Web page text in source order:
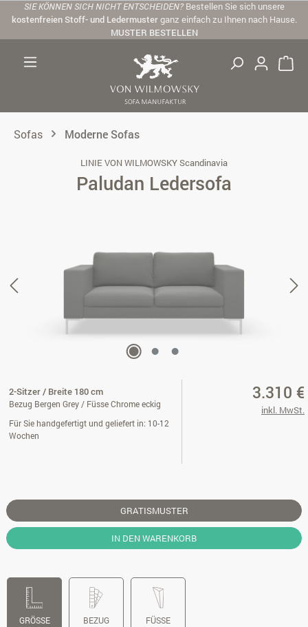
Zum Hauptinhalt springen
SIE KÖNNEN SICH NICHT ENTSCHEIDEN? Bestellen Sie sich unsere
kostenfreien Stoff- und Ledermusterganz einfach zu Ihnen nach Hause.
MUSTER BESTELLEN
Sofas Moderne Sofas
LINIE VON WILMOWSKY Scandinavia
Paludan Ledersofa
2-Sitzer / Breite 180 cm
Bezug Bergen Grey / Füsse Chrome eckig
Für Sie handgefertigt und geliefert in: 10-12
Wochen
3.310 €
inkl. MwSt.
GRATISMUSTER
IN DEN WARENKORB
GRÖSSE BEZUG FÜSSE